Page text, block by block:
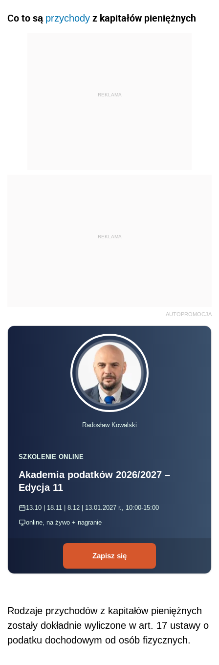
Co to są przychody z kapitałów pieniężnych
REKLAMA
REKLAMA
AUTOPROMOCJA
Radosław Kowalski
SZKOLENIE ONLINE
Akademia podatków 2026/2027 –
Edycja 11
13.10 | 18.11 | 8.12 | 13.01.2027 r., 10:00-15:00
online, na żywo + nagranie
Zapisz się
Rodzaje przychodów z kapitałów pieniężnych
zostały dokładnie wyliczone w art. 17 ustawy o
podatku dochodowym od osób fizycznych.